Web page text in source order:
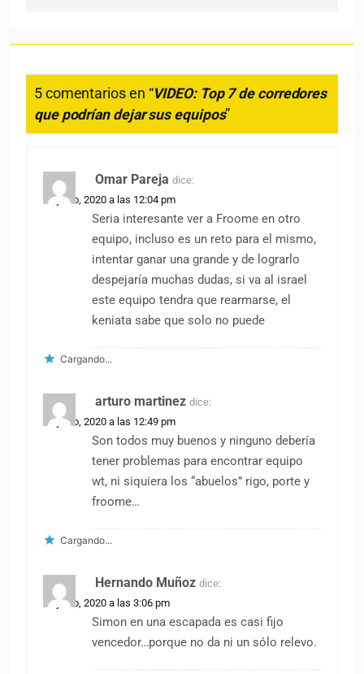
5 comentarios en “VIDEO: Top 7 de corredores
que podrían dejar sus equipos”
Omar Pareja dice:
20 junio, 2020 a las 12:04 pm
Seria interesante ver a Froome en otro
equipo, incluso es un reto para el mismo,
intentar ganar una grande y de lograrlo
despejaría muchas dudas, si va al israel
este equipo tendra que rearmarse, el
keniata sabe que solo no puede
Cargando...
arturo martinez dice:
20 junio, 2020 a las 12:49 pm
Son todos muy buenos y ninguno debería
tener problemas para encontrar equipo
wt, ni siquiera los “abuelos” rigo, porte y
froome…
Cargando...
Hernando Muñoz dice:
20 junio, 2020 a las 3:06 pm
Simon en una escapada es casi fijo
vencedor…porque no da ni un sólo relevo.